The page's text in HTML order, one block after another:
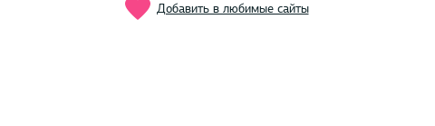
Добавить в любимые сайты